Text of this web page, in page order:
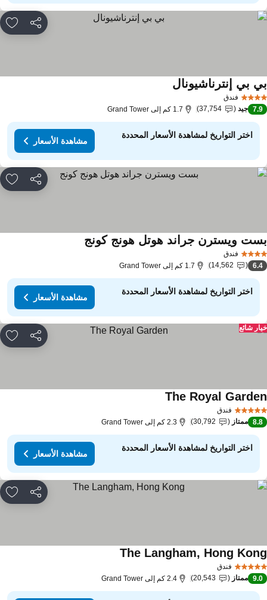
مشاركة
فندق
بي إنترناشيونال
7.9 جيد 37,754 1.7 كم إلى Grand Tower
اختر التواريخ لمشاهدة الأسعار المحددة
مشاهدة الأسعار
مشاركة
فندق
ويسترن جراند هوتل هونج كونج
6.4
14,562 1.7 كم إلى Grand Tower
اختر التواريخ لمشاهدة الأسعار المحددة
مشاهدة الأسعار
مشاركة
شائع
فندق
The Royal
8.8 ممتاز 30,792 2.3 كم إلى Grand Tower
اختر التواريخ لمشاهدة الأسعار المحددة
مشاهدة الأسعار
مشاركة
فندق
The Langham, Hong
9.0 ممتاز 20,543 2.4 كم إلى Grand Tower